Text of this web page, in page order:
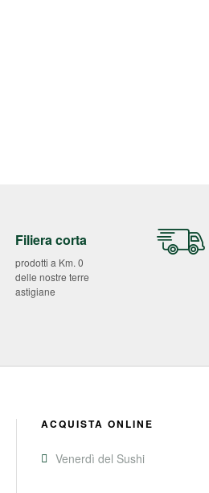
Filiera corta
prodotti a Km. 0
delle nostre terre
astigiane
ACQUISTA ONLINE
Venerdì del Sushi